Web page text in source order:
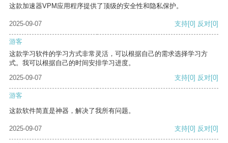
这款加速器VPM应用程序提供了顶级的安全性和隐私保护。
2025-09-07 支持[0] 反对[0]
游客
这款学习软件的学习方式非常灵活，可以根据自己的需求选择学习方
式。我可以根据自己的时间安排学习进度。
2025-09-07
支持[0] 反对[0]
游客
这款软件简直是神器，解决了我所有问题。
2025-09-07 支持[0] 反对[0]